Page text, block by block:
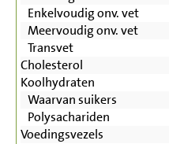
Enkelvoudig onv. vet
Meervoudig onv. vet
Transvet
Cholesterol
Koolhydraten
Waarvan suikers
Polysachariden
Voedingsvezels